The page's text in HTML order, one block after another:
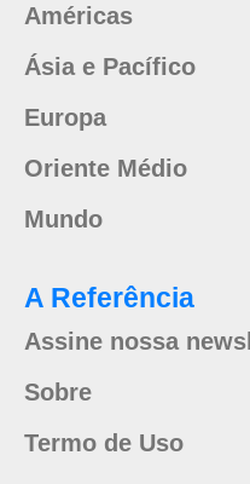
Américas
Ásia e Pacífico
Europa
Oriente Médio
Mundo
A Referência
Assine nossa
Sobre
Termo de Uso